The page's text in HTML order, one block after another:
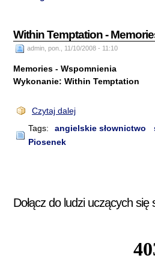
Within Temptation -
admin, pon., 11/10/2008 - 11:10
Memories - Wspomnienia
Wykonanie: Within Temptation
Czytaj dalej
Tags:
angielskie słownictwo
Piosenek
Dołącz do ludzi uczących się